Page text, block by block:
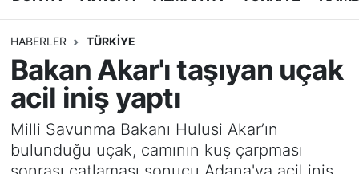
HABERLER TÜRKİYE
Bakan Akar'ı taşıyan uçak
acil iniş yaptı
Milli Savunma Bakanı Hulusi Akar’ın
bulunduğu uçak, camının kuş çarpması
HAMBURG
SPOR
DEUTSCH
Puan Durumu ve Fikstür
Tüm Manşetler
Son Dakika Haberleri